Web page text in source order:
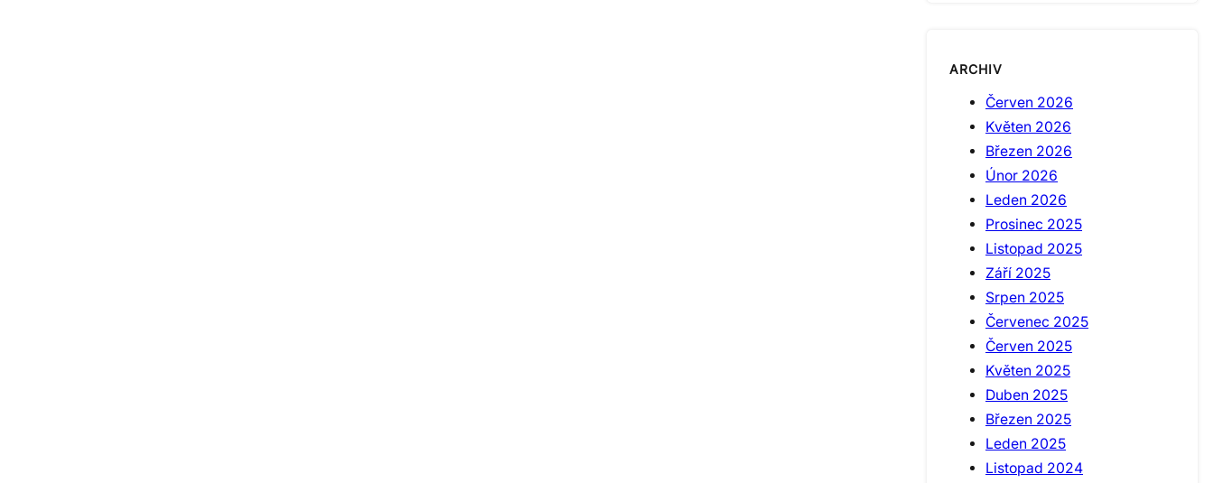
ARCHIV
Červen 2026
Květen 2026
Březen 2026
Únor 2026
Leden 2026
Prosinec 2025
Listopad 2025
Září 2025
Srpen 2025
Červenec 2025
Červen 2025
Květen 2025
Duben 2025
Březen 2025
Leden 2025
Listopad 2024